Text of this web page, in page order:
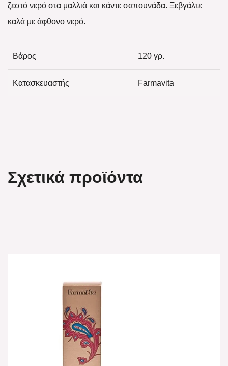
ζεστό νερό στα μαλλιά και κάντε σαπουνάδα. Ξεβγάλτε
καλά με άφθονο νερό.
Βάρος 120 γρ.
Κατασκευαστής Farmavita
Σχετικά προϊόντα